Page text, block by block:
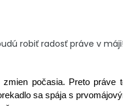
robiť radosť práve v
počasia. Preto práve
sa spája s